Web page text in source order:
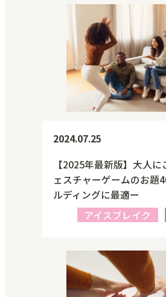
2024.07.25
【2025年最新版】大人
ェスチャーゲームのお題
ルディングに最適ー
アイスブレイク